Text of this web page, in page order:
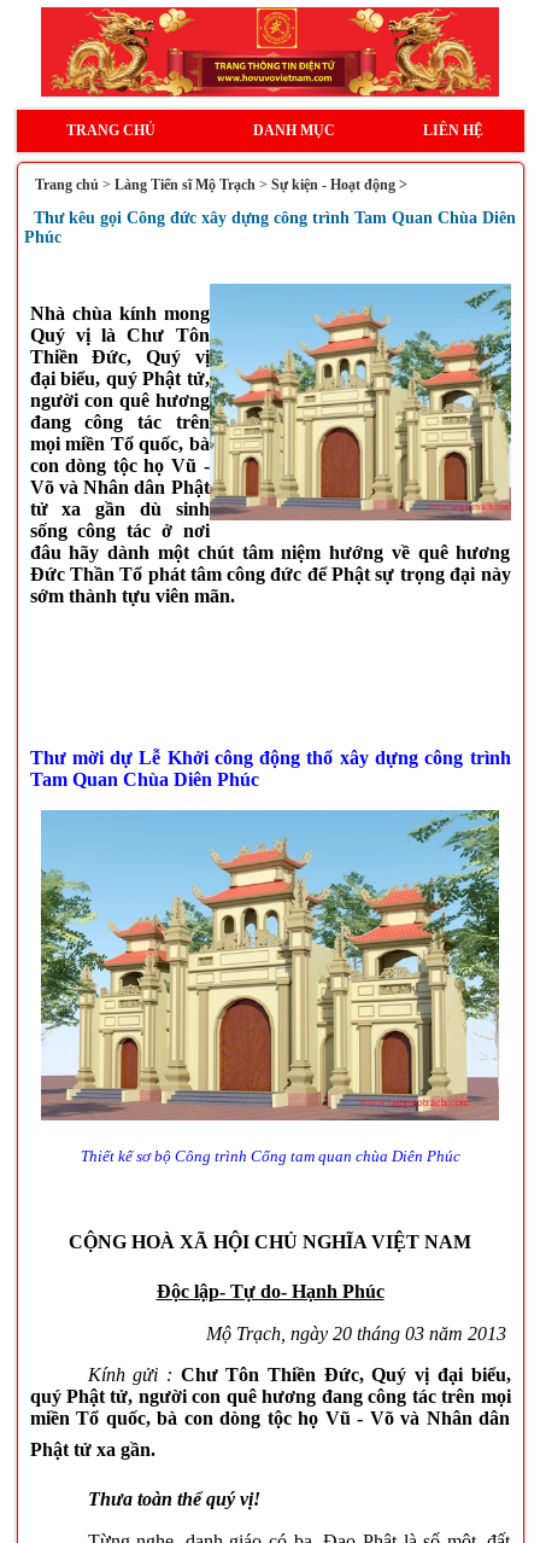
TRANG CHỦ DANH MỤC LIÊN HỆ
Trang chủ > Làng Tiến sĩ Mộ Trạch> Sự kiện - Hoạt động >
Thư kêu gọi Công đức xây dựng công trình Tam Quan Chùa Diên
Phúc
Nhà chùa kính mong
Quý vị làChư Tôn
Thiền Đức, Quý vị
đại biểu, quý Phật tử,
người con quê hương
đang công tác trên
mọi miền Tổ quốc, bà
con dòng tộc họ Vũ -
Võ và Nhân dân Phật
tử xa gần dù sinh
sống công tác ở nơi
đâu hãy dành một chút tâm niệm hướng về quê hương
Đức Thần Tổ phát tâm công đức để Phật sự trọng đại này
sớm thành tựu viên mãn.
Thư mời dự Lễ Khởi công động thổ xây dựng công trình
Tam Quan Chùa Diên Phúc
Thiết kế sơ bộ Công trình Cổng tam quan chùa Diên Phúc
CỘNG HOÀ XÃ HỘI CHỦ NGHĨA VIỆT NAM
Độc lập- Tự do- Hạnh Phúc
Mộ Trạch, ngày 20 tháng 03 năm 2013
Kính gửi : Chư Tôn Thiền Đức, Quý vị đại biểu,
quý Phật tử, người con quê hương đang công tác trên mọi
miền Tổ quốc, bà con dòng tộc họ Vũ - Võ và Nhân dân
Phật tử xa gần.
Thưa toàn thể quý vị!